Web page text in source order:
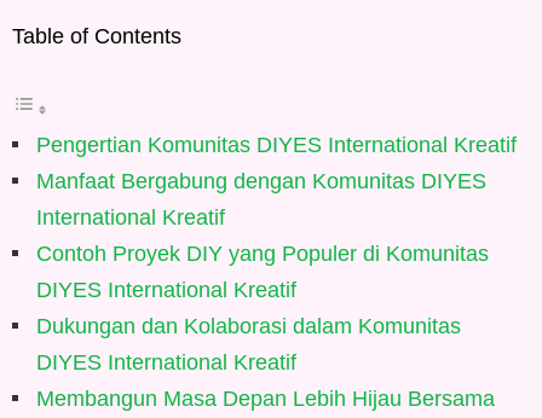
Table of Contents
Pengertian Komunitas DIYES International Kreatif
Manfaat Bergabung dengan Komunitas DIYES
International Kreatif
Contoh Proyek DIY yang Populer di Komunitas
DIYES International Kreatif
Dukungan dan Kolaborasi dalam Komunitas
DIYES International Kreatif
Membangun Masa Depan Lebih Hijau Bersama